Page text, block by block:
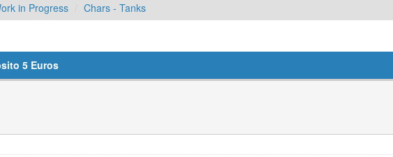
in Progress Chars - Tanks
5 Euros